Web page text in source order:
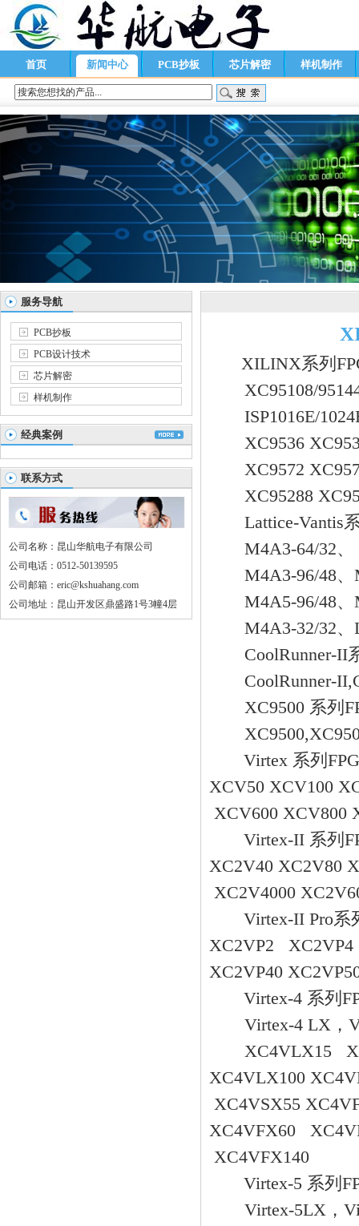
首页 新闻中心 PCB抄板 芯片解密 样机制作
服务导航
PCB抄板
PCB设计技术
芯片解密
样机制作
经典案例
联系方式
公司名称：昆山华航电子有限公司
公司电话：0512-50139595
公司邮箱：eric@kshuahang.com
公司地址：昆山开发区鼎盛路1号3幢4层
XILINX系列
XC95108/
ISP1016E/
XC9536
XC9572
XC95288
Lattice-Vantis系
M4A3-64/32、
M4A3-96/48、
M4A5-96/48、
M4A3-32/32、
CoolRunner-II系
CoolRunner-
XC9500 系列
Virtex 系列
XCV50 XCV100
XCV600 XCV800
Virtex-II 系列
XC2V40 XC2V80
XC2V4000
Virtex-II Pro系
XC2VP2
XC2VP40
Virtex-4 系列
Virtex-4 LX，
XC4VLX15
XC4VLX100
XC4VSX55
XC4VFX60
XC4VFX140
Virtex-5 系列
Virtex-5LX，